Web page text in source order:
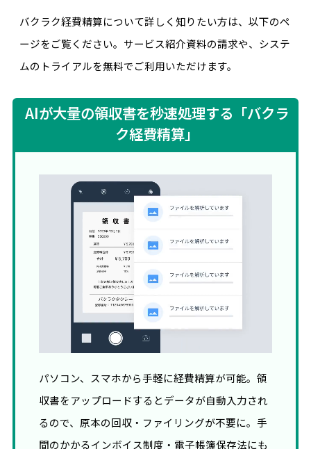
バクラク経費精算について詳しく知りたい方は、以下のペ
ージをご覧ください。サービス紹介資料の請求や、システ
ムのトライアルを無料でご利用いただけます。
AIが大量の領収書を秒速処理する「バクラ
ク経費精算」
パソコン、スマホから手軽に経費精算が可能。領
収書をアップロードするとデータが自動入力され
るので、原本の回収・ファイリングが不要に。手
間のかかるインボイス制度・電子帳簿保存法にも